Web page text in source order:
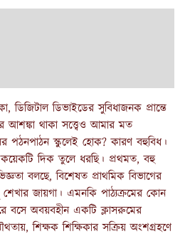
ডিজিটাল ডিভাইডের সুবিধাজনক প্রান্তে
আশঙ্কা থাকা সত্ত্বেও আমার মত
পঠনপাঠন স্কুলেই হোক? কারণ বহুবিধ।
কয়েকটি দিক তুলে ধরছি। প্রথমত, বহু
বলছে, বিশেষত প্রাথমিক বিভাগের
শেখার জায়গা। এমনকি পাঠ্যক্রমের কোন
বসে অবয়বহীন একটি ক্লাসরুমের
শিক্ষক শিক্ষিকার সক্রিয় অংশগ্রহণে